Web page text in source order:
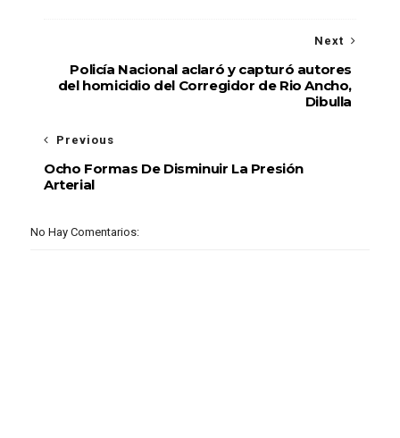
Next
Policía Nacional aclaró y capturó autores
del homicidio del Corregidor de Rio Ancho,
Dibulla
Previous
Ocho Formas De Disminuir La Presión
Arterial
No Hay Comentarios: